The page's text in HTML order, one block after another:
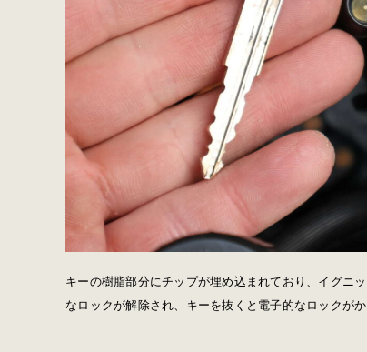
キーの樹脂部分にチップが埋め込まれており、イグニ
なロックが解除され、キーを抜くと電子的なロックがか